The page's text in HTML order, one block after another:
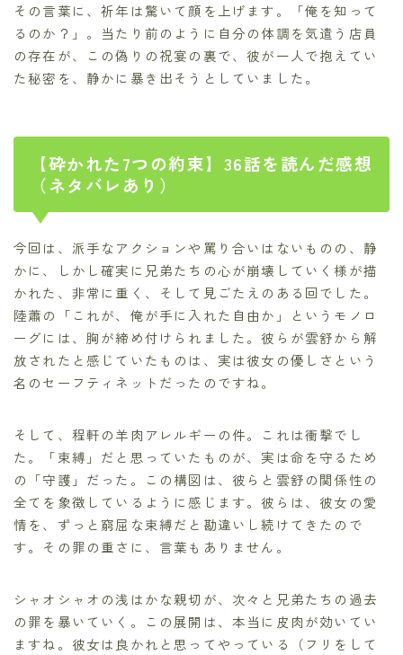
その言葉に、祈年は驚いて顔を上げます。「俺を知って
るのか？」。当たり前のように自分の体調を気遣う店員
の存在が、この偽りの祝宴の裏で、彼が一人で抱えてい
た秘密を、静かに暴き出そうとしていました。
【砕かれた7つの約束】36話を読んだ感想
（ネタバレあり）
今回は、派手なアクションや罵り合いはないものの、静
かに、しかし確実に兄弟たちの心が崩壊していく様が描
かれた、非常に重く、そして見ごたえのある回でした。
陸蕭の「これが、俺が手に入れた自由か」というモノロ
ーグには、胸が締め付けられました。彼らが雲舒から解
放されたと感じていたものは、実は彼女の優しさという
名のセーフティネットだったのですね。
そして、程軒の羊肉アレルギーの件。これは衝撃でし
た。「束縛」だと思っていたものが、実は命を守るため
の「守護」だった。この構図は、彼らと雲舒の関係性の
全てを象徴しているように感じます。彼らは、彼女の愛
情を、ずっと窮屈な束縛だと勘違いし続けてきたので
す。その罪の重さに、言葉もありません。
シャオシャオの浅はかな親切が、次々と兄弟たちの過去
の罪を暴いていく。この展開は、本当に皮肉が効いてい
ますね。彼女は良かれと思ってやっている（フリをして